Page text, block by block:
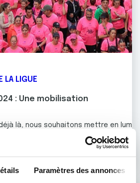
Paramètres des annonces
LA LIGUE
: Une mobilisation
là, nous souhaitons mettre en